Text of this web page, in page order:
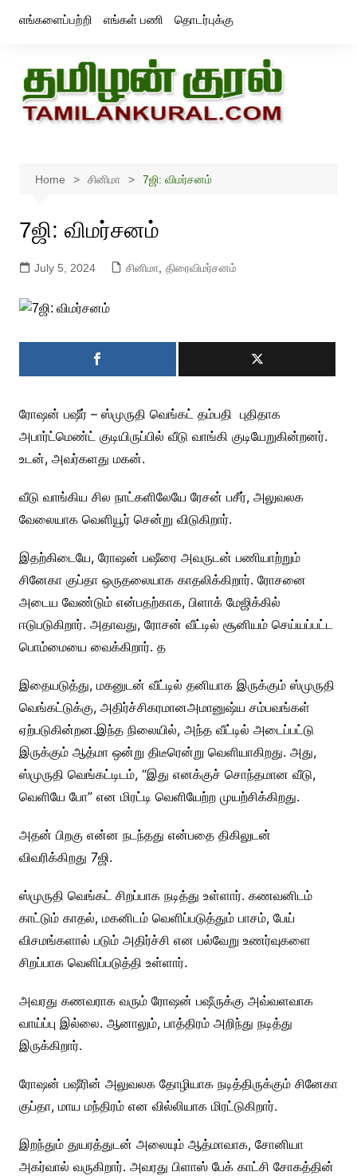
எங்களைப்பற்றி எங்கள் பணி தொடர்புக்கு
Home சினிமா 7ஜி: விமர்சனம்
7ஜி: விமர்சனம்
July 5, 2024 சினிமா, திரைவிமர்சனம்
ரோஷன் பஷீர் – ஸ்முருதி வெங்கட் தம்பதி புதிதாக
அபார்ட்மெண்ட் குடியிருப்பில் வீடு வாங்கி குடியேறுகின்றனர்.
உடன், அவர்களது மகன்.
வீடு வாங்கிய சில நாட்களிலேயே ரேசன் பசீர், அலுவலக
வேலையாக வெளியூர் சென்று விடுகிறார்.
இதற்கிடையே, ரோஷன் பஷீரை அவருடன் பணியாற்றும்
சினேகா குப்தா ஒருதலையாக காதலிக்கிறார். ரோசனை
அடைய வேண்டும் என்பதற்காக, பிளாக் மேஜிக்கில்
ஈடுபடுகிறார். அதாவது, ரோசன் வீட்டில் சூனியம் செய்யப்பட்ட
பொம்மையை வைக்கிறார். த
இதையடுத்து, மகனுடன் வீட்டில் தனியாக இருக்கும் ஸ்முருதி
வெங்கட்டுக்கு, அதிர்ச்சிகரமானஅமானுஷ்ய சம்பவங்கள்
ஏற்படுகின்றன.இந்த நிலையில், அந்த வீட்டில் அடைப்பட்டு
இருக்கும் ஆத்மா ஒன்று திடீரென்று வெளியாகிறது. அது,
ஸ்முருதி வெங்கட்டிடம், “இது எனக்குச் சொந்தமான வீடு,
வெளியே போ” என மிரட்டி வெளியேற்ற முயற்சிக்கிறது.
அதன் பிறகு என்ன நடந்தது என்பதை திகிலுடன்
விவரிக்கிறது 7ஜி.
ஸ்முருதி வெங்கட் சிறப்பாக நடித்து உள்ளார். கணவனிடம்
காட்டும் காதல், மகனிடம் வெளிப்படுத்தும் பாசம், பேய்
விசமங்களால் படும் அதிர்ச்சி என பல்வேறு உணர்வுகளை
சிறப்பாக வெளிப்படுத்தி உள்ளார்.
அவரது கணவராக வரும் ரோஷன் பஷீருக்கு அவ்வளவாக
வாய்ப்பு இல்லை. ஆனாலும், பாத்திரம் அறிந்து நடித்து
இருக்கிறார்.
ரோஷன் பஷீரின் அலுவலக தோழியாக நடித்திருக்கும் சினேகா
குப்தா, மாய மந்திரம் என வில்லியாக மிரட்டுகிறார்.
இறந்தும் துயரத்துடன் அலையும் ஆத்மாவாக, சோனியா
அகர்வால் வருகிறார். அவரது பிளாஸ் பேக் காட்சி சோகத்தின்